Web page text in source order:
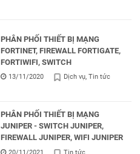
PHÂN PHỐI THIẾT BỊ MẠNG
FORTINET, FIREWALL FORTIGATE,
FORTIWIFI, SWITCH
13/11/2020 Dịch vụ Tin tức
PHÂN PHỐI THIẾT BỊ MẠNG
JUNIPER - SWITCH JUNIPER,
FIREWALL JUNIPER, WIFI JUNIPER